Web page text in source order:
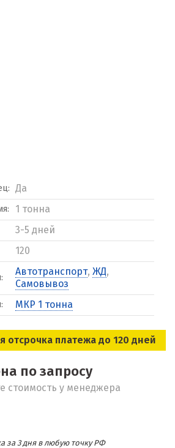
Да
1 тонна
3-5 дней
120
Автотранспорт, ЖД,
Самовывоз
МКР 1 тонна
отсрочка платежа до 120 дней
по запросу
стоимость у менеджера
за 3 дня в любую точку РФ